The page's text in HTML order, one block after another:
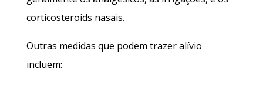
corticosteroids nasais.
Outras medidas que podem trazer alívio
incluem: